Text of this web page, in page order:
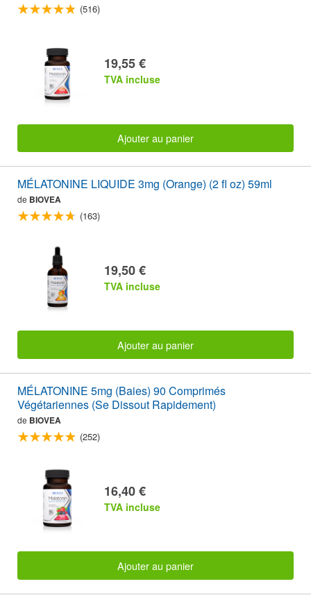
(516)
19,55 €
TVA incluse
Ajouter au panier
MÉLATONINE LIQUIDE 3mg (Orange) (2 fl oz) 59ml
de BIOVEA
(163)
19,50 €
TVA incluse
Ajouter au panier
MÉLATONINE 5mg (Baies) 90 Comprimés
Végétariennes (Se Dissout Rapidement)
de BIOVEA
(252)
16,40 €
TVA incluse
Ajouter au panier